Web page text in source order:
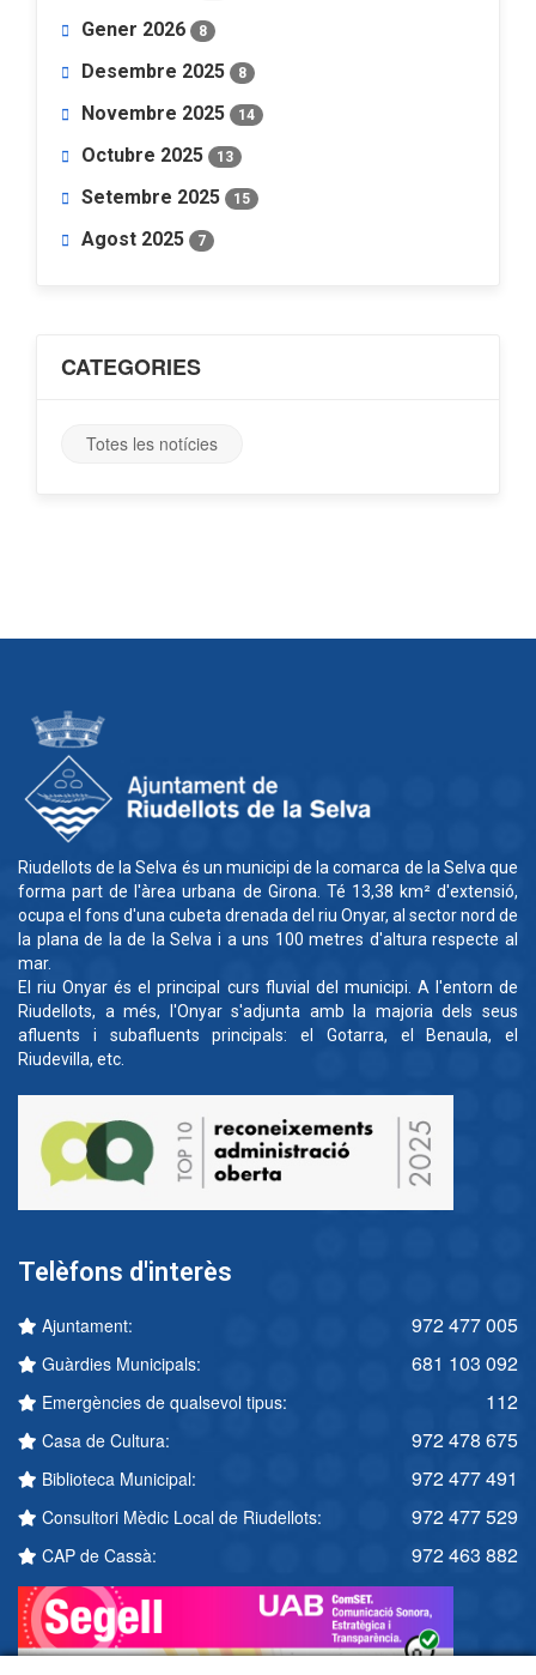
Gener 2026 8
Desembre 2025 8
Novembre 2025 14
Octubre 2025 13
Setembre 2025 15
Agost 2025 7
CATEGORIES
Totes les notícies
Riudellots de la Selva és un municipi de la comarca de la Selva que
forma part de l'àrea urbana de Girona. Té 13,38 km² d'extensió,
ocupa el fons d'una cubeta drenada del riu Onyar, al sector nord de
la plana de la de la Selva i a uns 100 metres d'altura respecte al
mar.
El riu Onyar és el principal curs fluvial del municipi. A l'entorn de
Riudellots, a més, l'Onyar s'adjunta amb la majoria dels seus
afluents i subafluents principals: el Gotarra, el Benaula, el
Riudevilla, etc.
Telèfons d'interès
Ajuntament: 972 477 005
Guàrdies Municipals: 681 103 092
Emergències de qualsevol tipus: 112
Casa de Cultura: 972 478 675
Biblioteca Municipal: 972 477 491
Consultori Mèdic Local de Riudellots: 972 477 529
CAP de Cassà: 972 463 882